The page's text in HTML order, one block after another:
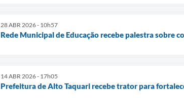
28 ABR 2026 - 10h57
Rede Municipal de Educação recebe palestra sobre
14 ABR 2026 - 17h05
Prefeitura de Alto Taquari recebe trator para